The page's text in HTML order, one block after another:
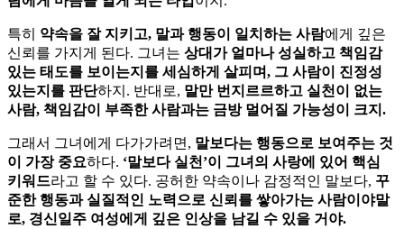
특히 약속을 잘 지키고, 말과 행동이 일치하는 사람에게 깊은
신뢰를 가지게 된다. 그녀는 상대가 얼마나 성실하고 책임감
있는 태도를 보이는지를 세심하게 살피며, 그 사람이 진정성
있는지를 판단하지. 반대로, 말만 번지르르하고 실천이 없는
사람, 책임감이 부족한 사람과는 금방 멀어질 가능성이 크지.
그래서 그녀에게 다가가려면, 말보다는 행동으로 보여주는 것
이 가장 중요하다. ‘말보다 실천’이 그녀의 사랑에 있어 핵심
키워드라고 할 수 있다. 공허한 약속이나 감정적인 말보다, 꾸
준한 행동과 실질적인 노력으로 신뢰를 쌓아가는 사람이야말
로, 경신일주 여성에게 깊은 인상을 남길 수 있을 거야.